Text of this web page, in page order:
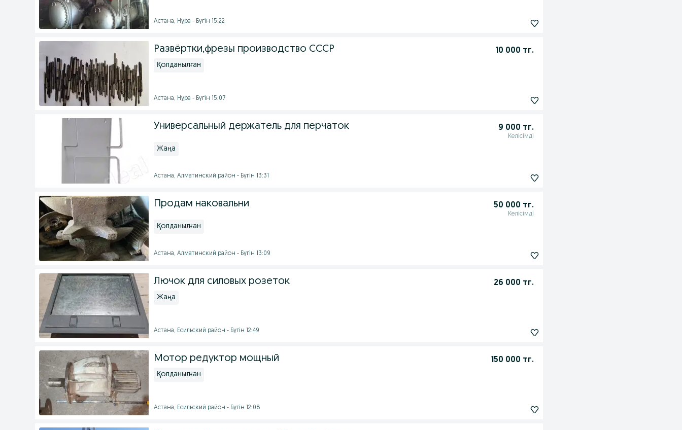
Астана, Нұра - Бүгін 15:22
Развёртки,фрезы производство СССР 10 000 тг.
Қолданылған
Астана, Нұра - Бүгін 15:07
Универсальный держатель для перчаток 9 000 тг.
Келісімді
Жаңа
Астана, Алматинский район - Бүгін 13:31
Продам наковальни 50 000 тг.
Келісімді
Қолданылған
Астана, Алматинский район - Бүгін 13:09
Лючок для силовых розеток 26 000 тг.
Жаңа
Астана, Есильский район - Бүгін 12:49
Мотор редуктор мощный 150 000 тг.
Қолданылған
Астана, Есильский район - Бүгін 12:08